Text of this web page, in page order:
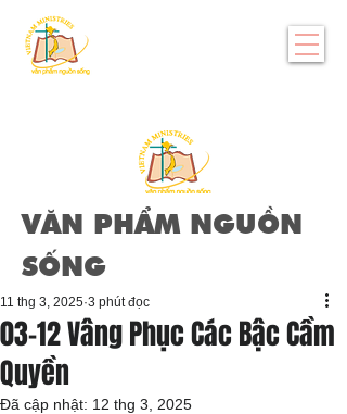
VĂN PHẨM NGUỒN
SỐNG
03-12 Vâng Phục Các Bậc Cầm
Quyền
11 thg 3, 2025 3 phút đọc
Đã cập nhật: 12 thg 3, 2025